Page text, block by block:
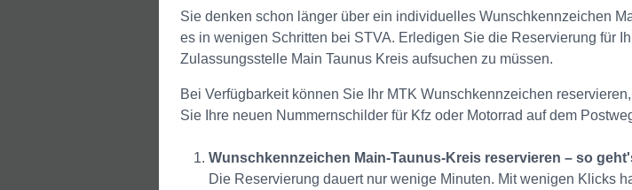
Sie denken schon länger über ein individuelles Wunschkennzeichen
es in wenigen Schritten bei STVA. Erledigen Sie die Reservierung für
Zulassungsstelle Main Taunus Kreis aufsuchen zu müssen.
Bei Verfügbarkeit können Sie Ihr MTK Wunschkennzeichen
Sie Ihre neuen Nummernschilder für Kfz oder Motorrad auf dem
Wunschkennzeichen Main-Taunus-Kreis reservieren – so
Die Reservierung dauert nur wenige Minuten. Mit wenigen Klicks